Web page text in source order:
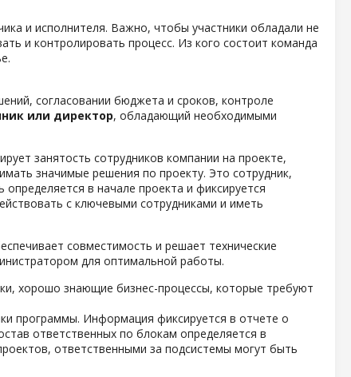
и исполнителя. Важно, чтобы участники обладали не
и контролировать процесс. Из кого состоит команда
согласовании бюджета и сроков, контроле
или директор, обладающий необходимыми
занятость сотрудников компании на проекте,
значимые решения по проекту. Это сотрудник,
в начале проекта и фиксируется
с ключевыми сотрудниками и иметь
совместимость и решает технические
для оптимальной работы.
хорошо знающие бизнес-процессы, которые требуют
программы. Информация фиксируется в отчете о
ответственных по блокам определяется в
ответственными за подсистемы могут быть